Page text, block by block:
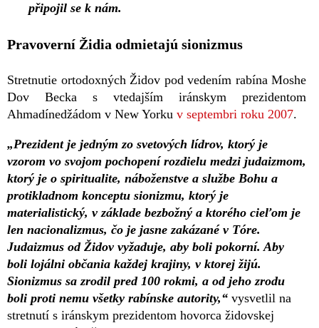
připojil se k nám.
Pravoverní Židia odmietajú sionizmus
Stretnutie ortodoxných Židov pod vedením rabína Moshe
Dov Becka s vtedajším iránskym prezidentom
Ahmadínedžádom v New Yorku v septembri roku 2007.
„Prezident je jedným zo svetových lídrov, ktorý je
vzorom vo svojom pochopení rozdielu medzi judaizmom,
ktorý je o spiritualite, náboženstve a službe Bohu a
protikladnom konceptu sionizmu, ktorý je
materialistický, v základe bezbožný a ktorého cieľom je
len nacionalizmus, čo je jasne zakázané v Tóre.
Judaizmus od Židov vyžaduje, aby boli pokorní. Aby
boli lojálni občania každej krajiny, v ktorej žijú.
Sionizmus sa zrodil pred 100 rokmi, a od jeho zrodu
boli proti nemu všetky rabínske autority,“ vysvetlil na
stretnutí s iránskym prezidentom hovorca židovskej